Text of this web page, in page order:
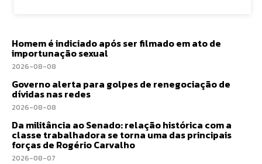
Homem é indiciado após ser filmado em ato de
importunação sexual
2026-08-08
Governo alerta para golpes de renegociação de
dívidas nas redes
2026-08-08
Da militância ao Senado: relação histórica com a
classe trabalhadora se torna uma das principais
forças de Rogério Carvalho
2026-08-07